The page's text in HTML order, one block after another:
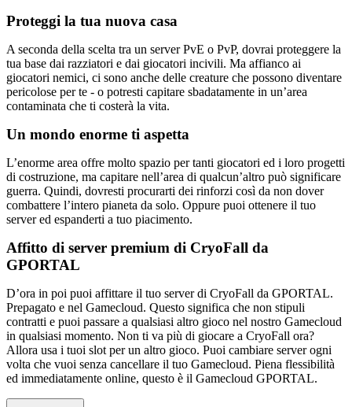
Proteggi la tua nuova casa
A seconda della scelta tra un server PvE o PvP, dovrai proteggere la
tua base dai razziatori e dai giocatori incivili. Ma affianco ai
giocatori nemici, ci sono anche delle creature che possono diventare
pericolose per te - o potresti capitare sbadatamente in un’area
contaminata che ti costerà la vita.
Un mondo enorme ti aspetta
L’enorme area offre molto spazio per tanti giocatori ed i loro progetti
di costruzione, ma capitare nell’area di qualcun’altro può significare
guerra. Quindi, dovresti procurarti dei rinforzi così da non dover
combattere l’intero pianeta da solo. Oppure puoi ottenere il tuo
server ed espanderti a tuo piacimento.
Affitto di server premium di CryoFall da
GPORTAL
D’ora in poi puoi affittare il tuo server di CryoFall da GPORTAL.
Prepagato e nel Gamecloud. Questo significa che non stipuli
contratti e puoi passare a qualsiasi altro gioco nel nostro Gamecloud
in qualsiasi momento. Non ti va più di giocare a CryoFall ora?
Allora usa i tuoi slot per un altro gioco. Puoi cambiare server ogni
volta che vuoi senza cancellare il tuo Gamecloud. Piena flessibilità
ed immediatamente online, questo è il Gamecloud GPORTAL.